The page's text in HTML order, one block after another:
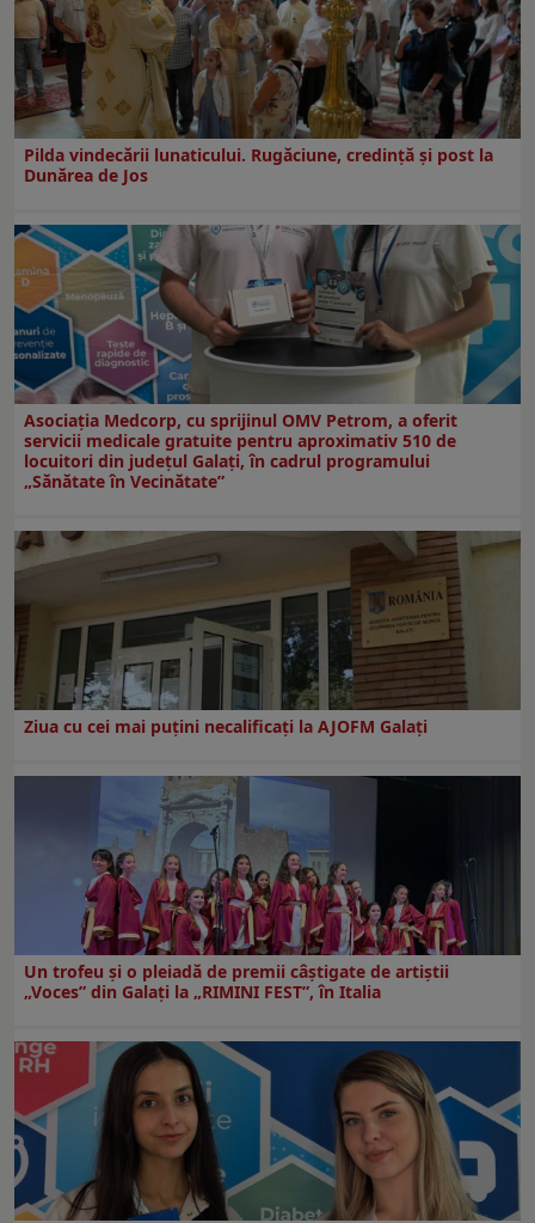
Pilda vindecării lunaticului. Rugăciune, credință și post la
Dunărea de Jos
Asociația Medcorp, cu sprijinul OMV Petrom, a oferit
servicii medicale gratuite pentru aproximativ 510 de
locuitori din județul Galați, în cadrul programului
„Sănătate în Vecinătate”
Ziua cu cei mai puțini necalificați la AJOFM Galați
Un trofeu şi o pleiadă de premii câştigate de artiştii
„Voces” din Galaţi la „RIMINI FEST”, în Italia